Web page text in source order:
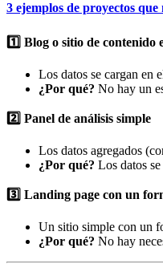
3 ejemplos de proyectos
1️⃣ Blog o sitio de contenido
Los datos se cargan en
¿Por qué? No hay un
2️⃣ Panel de análisis simple
Los datos agregados
¿Por qué? Los datos
3️⃣ Landing page con un
Un sitio simple con un
¿Por qué? No hay